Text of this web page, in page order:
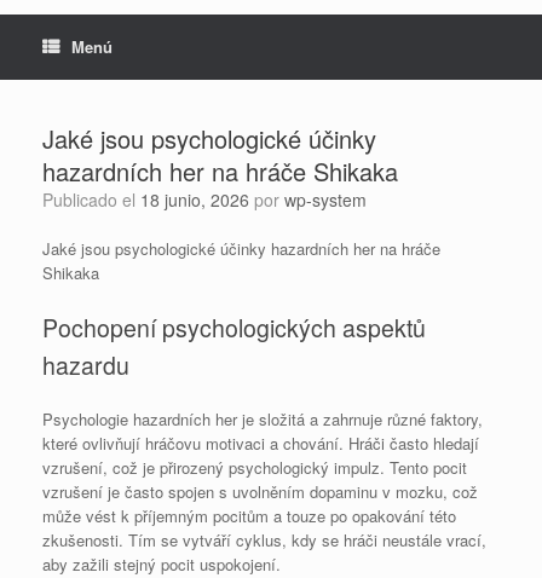
Menú
Jaké jsou psychologické účinky
hazardních her na hráče Shikaka
Publicado el 18 junio, 2026 por wp-system
Jaké jsou psychologické účinky hazardních her na hráče
Shikaka
Pochopení psychologických aspektů
hazardu
Psychologie hazardních her je složitá a zahrnuje různé faktory,
které ovlivňují hráčovu motivaci a chování. Hráči často hledají
vzrušení, což je přirozený psychologický impulz. Tento pocit
vzrušení je často spojen s uvolněním dopaminu v mozku, což
může vést k příjemným pocitům a touze po opakování této
zkušenosti. Tím se vytváří cyklus, kdy se hráči neustále vrací,
aby zažili stejný pocit uspokojení.